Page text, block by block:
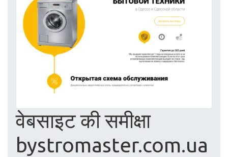
वेबसाइट की समीक्षा
bystromaster.com.ua